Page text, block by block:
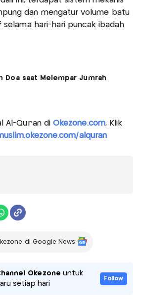
dan mengatur volume batu
selama hari-hari puncak ibadah
Doa saat Melempar Jumrah
Al-Qur'an diOkezone.com, Klik
alquran
di Google News
Okezone untuk
setiap hari
Follow